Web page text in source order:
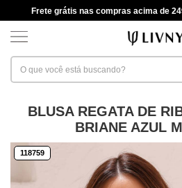
Frete grátis nas compras acima de
BLUSA REGATA DE
BRIANE AZUL
118759